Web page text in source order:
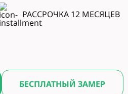
РАССРОЧКА 12 МЕСЯЦЕВ
БЕСПЛАТНЫЙ ЗАМЕР